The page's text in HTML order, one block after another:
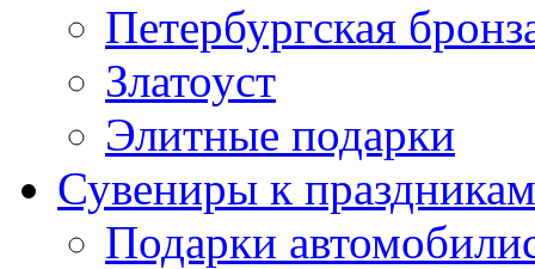
Петербургская
Златоуст
Элитные подарки
Сувениры к праздникам
Подарки